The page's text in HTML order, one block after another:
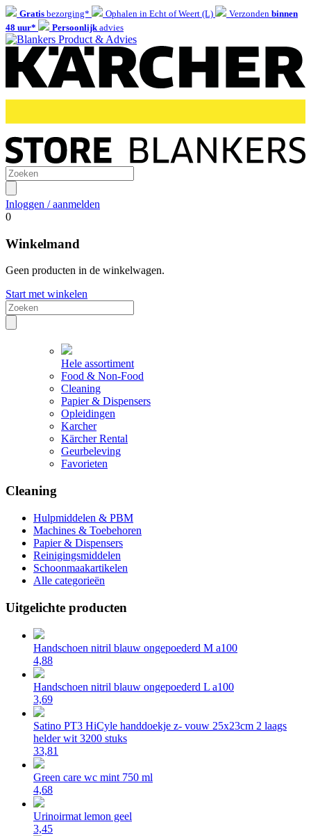
Gratis bezorging* Ophalen in Echt of Weert (L) Verzonden binnen
48 uur*
Persoonlijkadvies
Inloggen / aanmelden
0
Winkelmand
Geen producten in de winkelwagen.
Start met winkelen
Hele assortiment
Food & Non-Food
Cleaning
Papier & Dispensers
Opleidingen
Karcher
Kärcher Rental
Geurbeleving
Favorieten
Cleaning
Hulpmiddelen & PBM
Machines & Toebehoren
Papier & Dispensers
Reinigingsmiddelen
Schoonmaakartikelen
Alle categorieën
Uitgelichte producten
Handschoen nitril blauw ongepoederd M a100
4,88
Handschoen nitril blauw ongepoederd L a100
3,69
Satino PT3 HiCyle handdoekje z- vouw 25x23cm 2 laags
helder wit 3200 stuks
33,81
Green care wc mint 750 ml
4,68
Urinoirmat lemon geel
3,45